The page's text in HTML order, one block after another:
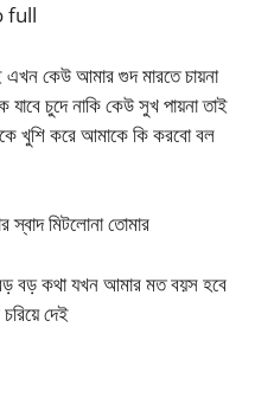
full
এখন কেউ আমার গুদ মারতে চায়না
চুদে নাকি কেউ সুখ পায়না তাই
খুশি করে আমাকে কি করবো বল
স্বাদ মিটলোনা তোমার
বড় কথা যখন আমার মত বয়স হবে
দেই